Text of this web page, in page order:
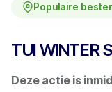
Populaire
TUI WINTER
Deze actie is